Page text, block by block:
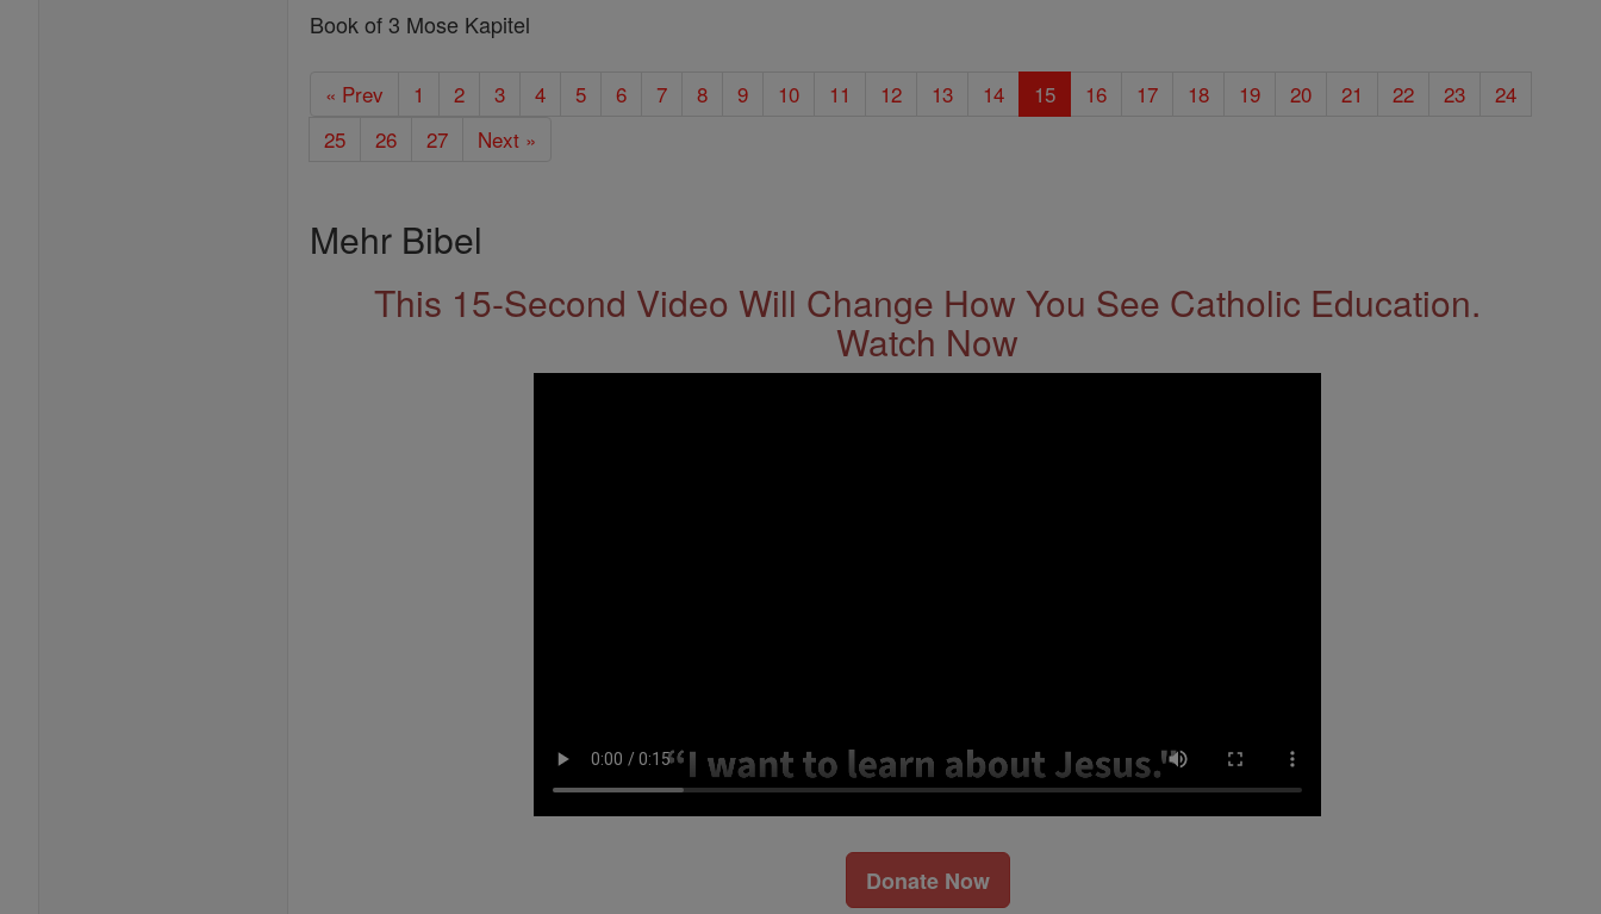
Book of 3 Mose Kapitel
« Prev 1 2 3 4 5 6 7 8 9 10 11 12 13 14 15 16 17 18 19 20 21 22 23
24
25
26 27 Next »
Mehr Bibel
This 15-Second Video Will Change How You See Catholic Education.
Watch Now
Donate Now